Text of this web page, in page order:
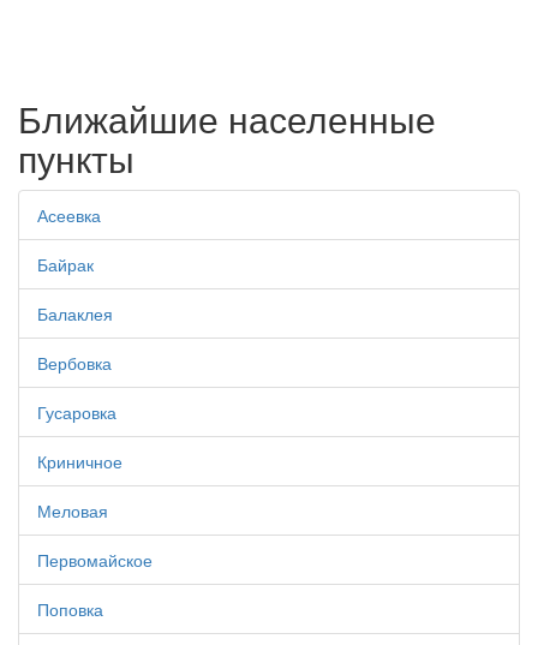
Ближайшие населенные
пункты
Асеевка
Байрак
Балаклея
Вербовка
Гусаровка
Криничное
Меловая
Первомайское
Поповка